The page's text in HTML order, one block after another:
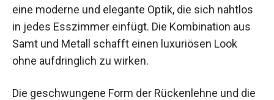
eine moderne und elegante Optik, die sich nahtlos
in jedes Esszimmer einfügt. Die Kombination aus
Samt und Metall schafft einen luxuriösen Look
ohne aufdringlich zu wirken.
Die geschwungene Form der Rückenlehne und die